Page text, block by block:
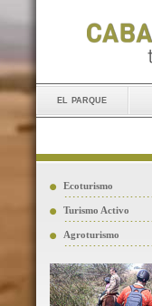
el parque
Ecoturismo
Turismo Activo
Agroturismo